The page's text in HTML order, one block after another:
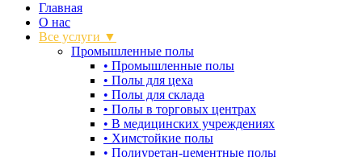
Главная
О нас
Все услуги ▼
Промышленные полы
• Промышленные полы
• Полы для цеха
• Полы для склада
• Полы в торговых центрах
• В медицинских учреждениях
• Химстойкие полы
• Полиуретан-цементные полы